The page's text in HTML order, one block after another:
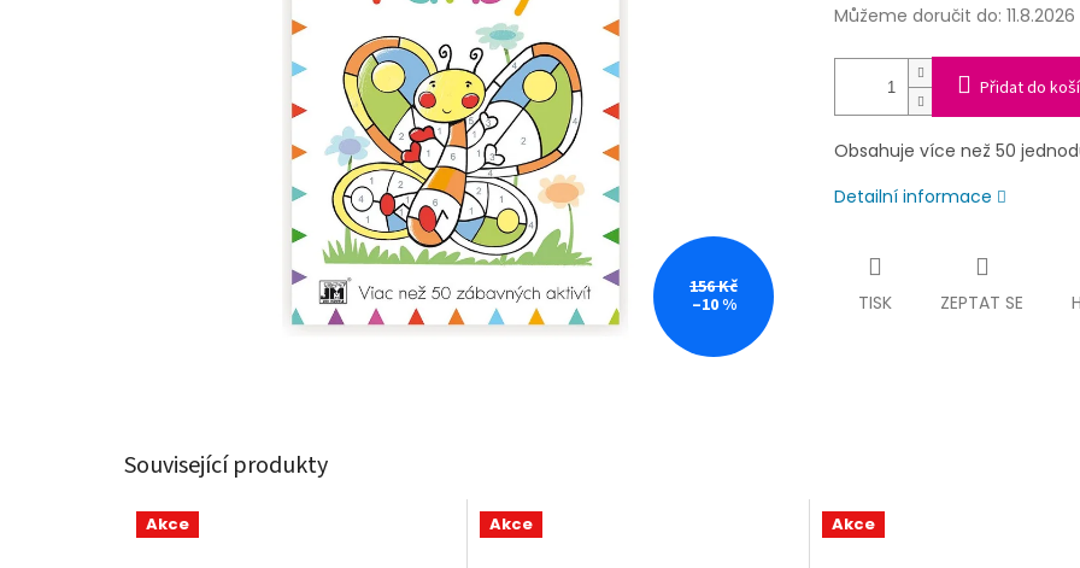
156 Kč
–10 %
Můžeme doručit do: 11.8.2026
Přidat do
Obsahuje více než 50
Detailní informace
TISK ZEPTAT SE
Související produkty
Akce Akce Akce